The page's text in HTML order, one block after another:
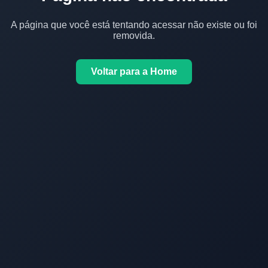
A página que você está tentando acessar não existe ou foi
removida.
Voltar para a Home